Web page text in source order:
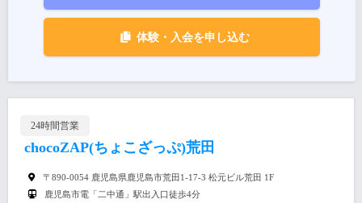
体験・入会を申し込む
24時間営業
chocoZAP(ちょこざっぷ)荒田
〒890-0054 鹿児島県鹿児島市荒田1-17-3 松元ビル荒田 1F
鹿児島市電「二中通」駅出入口徒歩4分